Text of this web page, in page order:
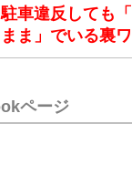
駐車違反しても
まま」でいる裏
ページ